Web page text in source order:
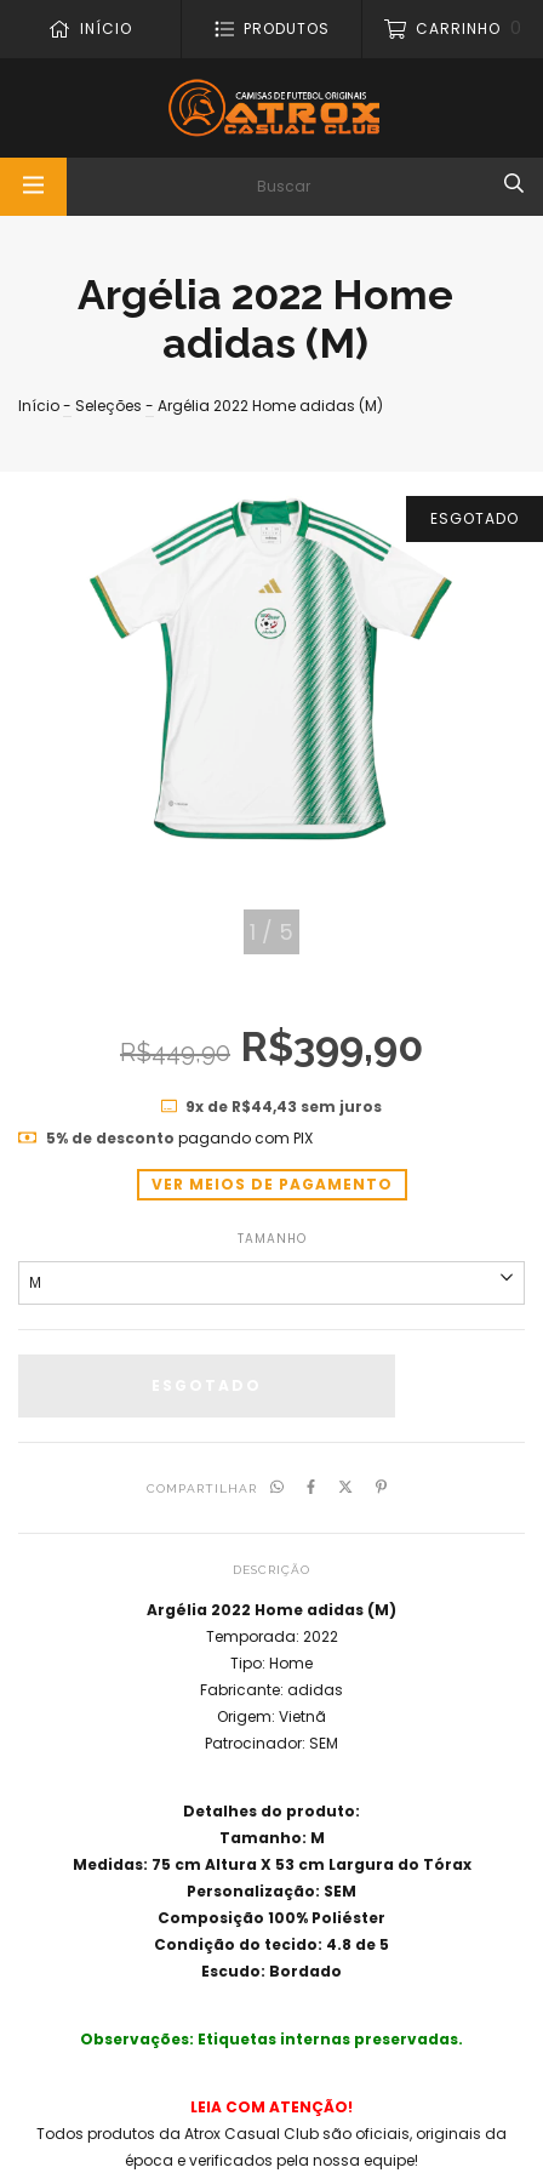
INÍCIO PRODUTOS CARRINHO 0
Argélia 2022 Home
adidas (M)
Início- Seleções - Argélia 2022 Home adidas (M)
ESGOTADO
1 / 5
R$449,90 R$399,90
9x de R$44,43 sem juros
5% de desconto pagando com PIX
VER MEIOS DE PAGAMENTO
TAMANHO
COMPARTILHAR
DESCRIÇÃO
Argélia 2022 Home adidas (M)
Temporada: 2022
Tipo: Home
Fabricante: adidas
Origem: Vietnã
Patrocinador: SEM
Detalhes do produto:
Tamanho: M
Medidas: 75 cm Altura X 53 cm Largura do Tórax
Personalização: SEM
Composição 100% Poliéster
Condição do tecido: 4.8 de 5
Escudo: Bordado
Observações: Etiquetas internas preservadas.
LEIA COM ATENÇÃO!
Todos produtos da Atrox Casual Club são oficiais, originais da
época e verificados pela nossa equipe!